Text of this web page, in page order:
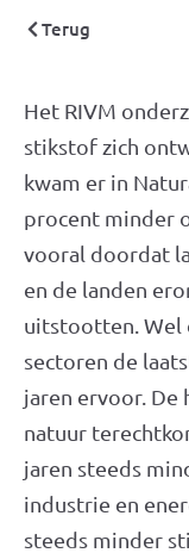
Terug
Het RIVM
stikstof zich
kwam er in
procent minder
vooral doordat
en de landen
uitstootten. Wel
sectoren de
jaren ervoor.
natuur
jaren steeds
industrie en
steeds minder